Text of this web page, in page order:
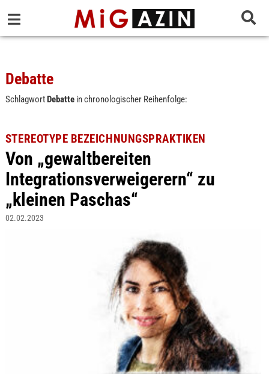
Debatte
SchlagwortDebattein chronologischer Reihenfolge:
STEREOTYPE BEZEICHNUNGSPRAKTIKEN
Von „gewaltbereiten
Integrationsverweigerern“ zu
„kleinen Paschas“
02.02.2023